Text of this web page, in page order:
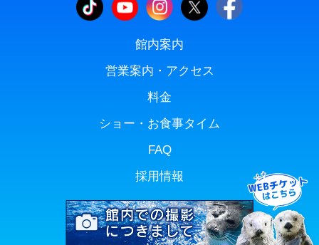
館内案内
営業案内・アクセス
料金
ショー・お食事タイム
FAQ
採用情報